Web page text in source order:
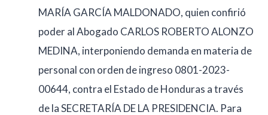
MARÍA GARCÍA MALDONADO, quien confirió
poder al Abogado CARLOS ROBERTO ALONZO
MEDINA, interponiendo demanda en materia de
personal con orden de ingreso 0801-2023-
00644, contra el Estado de Honduras a través
de la SECRETARÍA DE LA PRESIDENCIA. Para